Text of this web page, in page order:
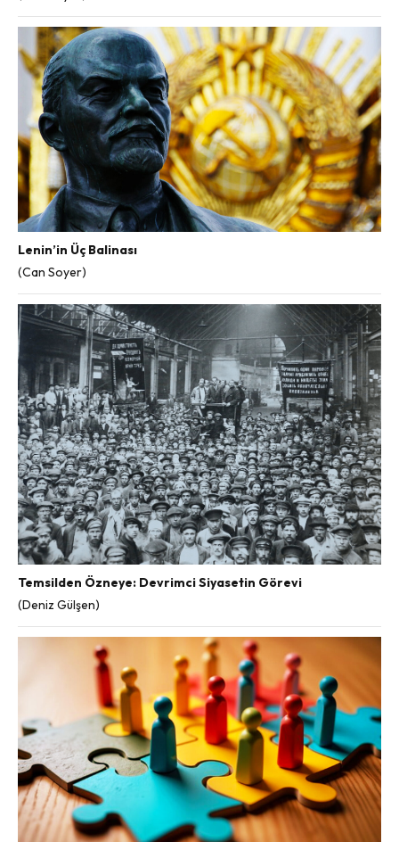
Lenin’in Üç Balinası
(Can Soyer)
Temsilden Özneye: Devrimci Siyasetin Görevi
(Deniz Gülşen)